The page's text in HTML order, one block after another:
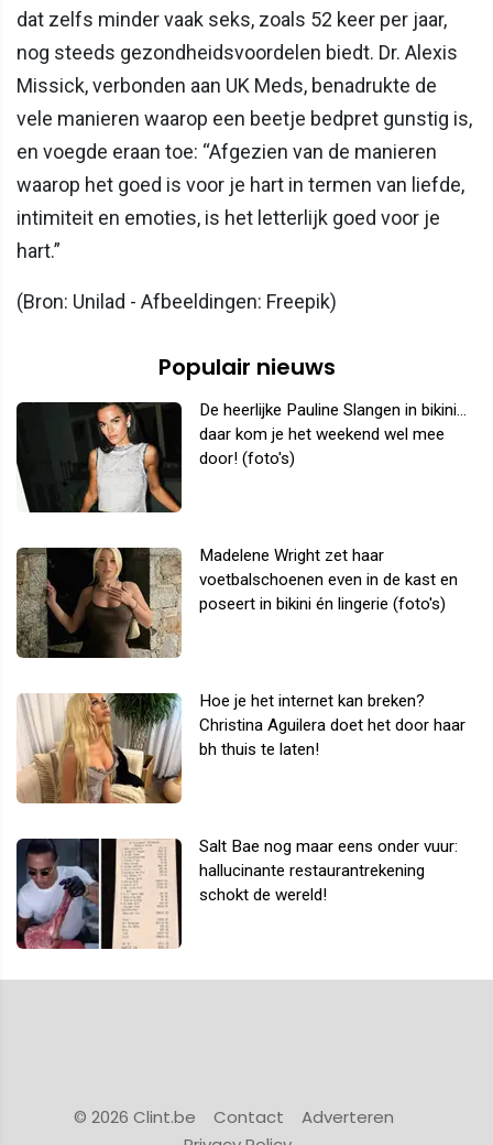
dat zelfs minder vaak seks, zoals 52 keer per jaar,
nog steeds gezondheidsvoordelen biedt. Dr. Alexis
Missick, verbonden aan UK Meds, benadrukte de
vele manieren waarop een beetje bedpret gunstig is,
en voegde eraan toe: “Afgezien van de manieren
waarop het goed is voor je hart in termen van liefde,
intimiteit en emoties, is het letterlijk goed voor je
hart.”
(Bron: Unilad - Afbeeldingen: Freepik)
Populair nieuws
De heerlijke Pauline Slangen in bikini...
daar kom je het weekend wel mee
door! (foto's)
Madelene Wright zet haar
voetbalschoenen even in de kast en
poseert in bikini én lingerie (foto's)
Hoe je het internet kan breken?
Christina Aguilera doet het door haar
bh thuis te laten!
Salt Bae nog maar eens onder vuur:
hallucinante restaurantrekening
schokt de wereld!
© 2026 Clint.be Contact
Adverteren